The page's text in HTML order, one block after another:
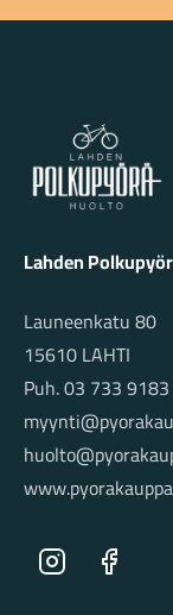
Lahden
Lahden
Launeenkatu 80
15610 LAHTI
Puh. 03 733 9183
Instagram Facebook